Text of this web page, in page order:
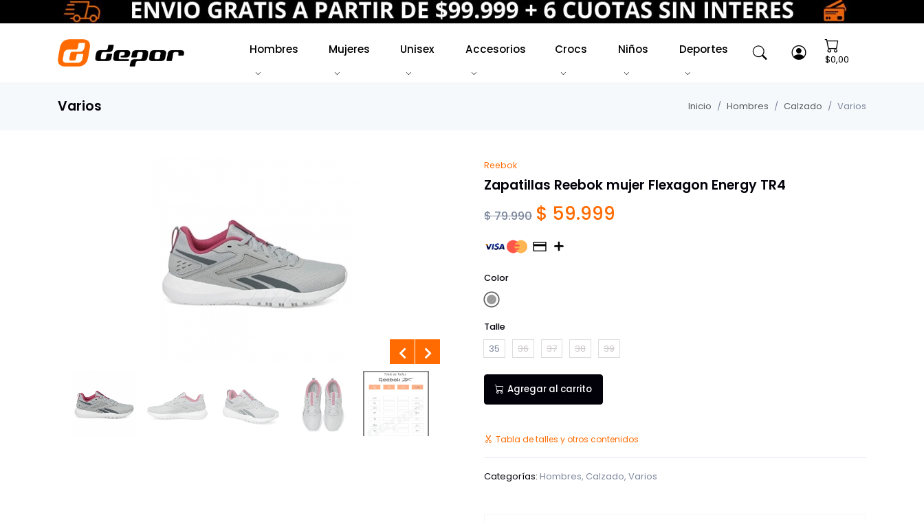
Hombres Mujeres Unisex Accesorios Crocs Niños Deportes
$0,00
Varios Inicio Hombres Calzado Varios
Reebok
Zapatillas Reebok mujer Flexagon Energy TR4
$ 79.990 $ 59.999
Color
Gris
Talle
35 36 37 38 39
Agregar al carrito
Tabla de talles y otros contenidos
Categorías: Hombres, Calzado, Varios